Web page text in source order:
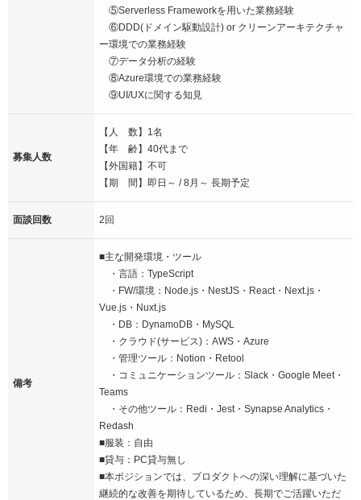
⑤Serverless Frameworkを用いた業務経験
⑥DDD(ドメイン駆動設計) or クリーンアーキテクチャ
ー環境での業務経験
⑦データ分析の経験
⑧Azure環境での業務経験
⑨UI/UXに関する知見
募集人数
【人 数】1名
【年 齢】40代まで
【外国籍】不可
【期 間】即日～ / 8月～ 長期予定
面談回数 2回
備考
■主な開発環境・ツール
・言語：TypeScript
・FW/環境：Node.js・NestJS・React・Next.js・
Vue.js・Nuxt.js
・DB：DynamoDB・MySQL
・クラウド(サービス)：AWS・Azure
・管理ツール：Notion・Retool
・コミュニケーションツール：Slack・Google Meet・
Teams
・その他ツール：Redi・Jest・Synapse Analytics・
Redash
■服装：自由
■貸与：PC貸与無し
■本ポジションでは、プロダクトへの深い理解に基づいた
継続的な改善を期待しているため、長期でご活躍いただ